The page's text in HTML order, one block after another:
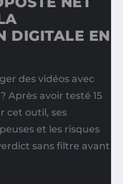
DIGITALE EN
des vidéos avec
Après avoir testé 15
cet outil, ses
et les risques
sans filtre avant